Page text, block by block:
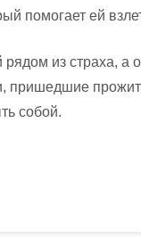
помогает ей
из страха, а
пришедшие
собой.